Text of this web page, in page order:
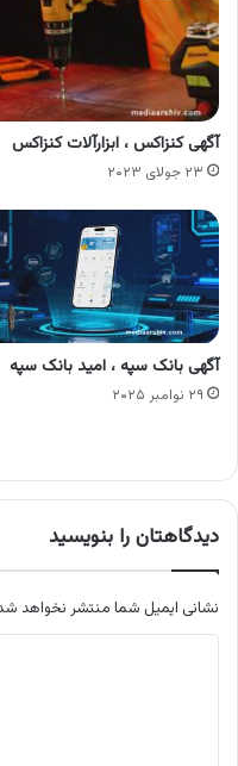
آگهی کنزاکس ، ابزارآلات کنزاکس
۲۳ جولای ۲۰۲۳
آگهی بانک سپه ، امید بانک سپه
۲۹ نوامبر ۲۰۲۵
دیدگاهتان را بنویسید
نشانی ایمیل شما منتشر نخواهد